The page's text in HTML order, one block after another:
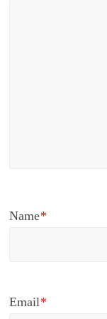
Name*
Email*